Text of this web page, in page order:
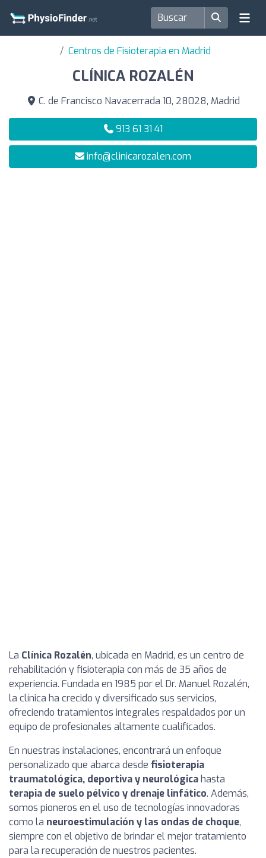
Centros de Fisioterapia en Madrid
CLÍNICA ROZALÉN
C. de Francisco Navacerrada 10, 28028, Madrid
913 61 31 41
info@clinicarozalen.com
La Clínica Rozalén, ubicada en Madrid, es un centro de
rehabilitación y fisioterapia con más de 35 años de
experiencia. Fundada en 1985 por el Dr. Manuel Rozalén,
la clínica ha crecido y diversificado sus servicios,
ofreciendo tratamientos integrales respaldados por un
equipo de profesionales altamente cualificados.
En nuestras instalaciones, encontrará un enfoque
personalizado que abarca desde fisioterapia
traumatológica, deportiva y neurológica hasta
terapia de suelo pélvico y drenaje linfático. Además,
somos pioneros en el uso de tecnologías innovadoras
como la neuroestimulación y las ondas de choque,
siempre con el objetivo de brindar el mejor tratamiento
para la recuperación de nuestros pacientes.